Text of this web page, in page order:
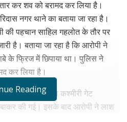
कर शव को बरामद कर लिया है।
नगर थाने का बताया जा रहा है।
की पहचान साहिल गहलोत के तौर पर
है। बताया जा रहा है कि आरोपी ने
के फ्रिज में छिपाया था। पुलिस ने
कर लिया है।
लड़की की हत्या कश्मीरी गेट
की गई। इसके बाद आरोपी ने लाश
Reading